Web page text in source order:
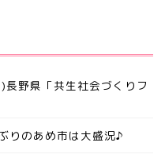
野県「共生社会づくりフ
のあめ市は大盛況♪